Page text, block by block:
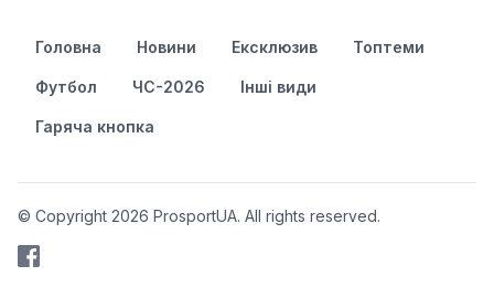
Головна Новини Ексклюзив Топтеми
Футбол ЧС-2026 Інші види
Гаряча кнопка
© Copyright 2026 ProsportUA. All rights reserved.